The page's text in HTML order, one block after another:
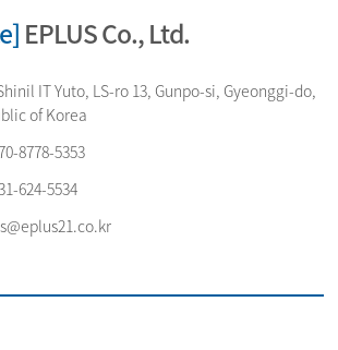
EPLUS Co., Ltd.
IT Yuto, LS-ro 13, Gunpo-si, Gyeonggi-do,
of Korea
8778-5353
624-5534